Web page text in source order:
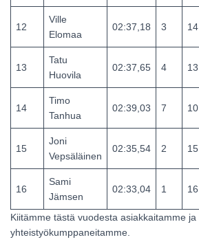
12
Ville
Elomaa
02:37,18 3 14
13
Tatu
Huovila
02:37,65 4 13
14
Timo
Tanhua
02:39,03 7 10
15
Joni
Vepsäläinen
02:35,54 2 15
16
Sami
Jämsen
02:33,04 1 16
Kiitämme tästä vuodesta asiakkaitamme ja
yhteistyökumppaneitamme.